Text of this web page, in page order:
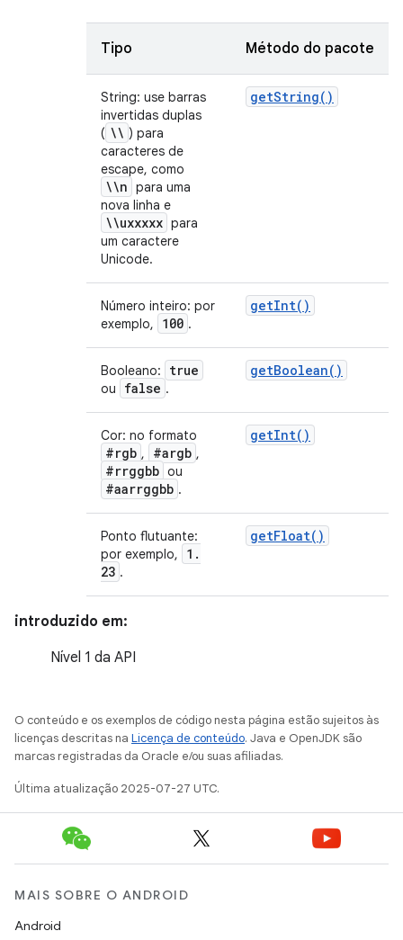
Tipo Método do pacote
String: use barras
invertidas duplas
( \\ ) para
caracteres de
escape, como
\\n para uma
nova linha e
\\uxxxxx para
um caractere
Unicode.
getString( )
Número inteiro: por
exemplo,
100 .
getInt( )
Booleano: true
ou false .
getBoolean( )
Cor: no formato
#rgb , #argb ,
#rrggbb ou
#aarrggbb .
getInt( )
Ponto flutuante:
por exemplo,
1 .
23 .
getFloat( )
introduzido em:
Nível 1 da API
O conteúdo e os exemplos de código nesta página estão sujeitos às
licenças descritas na Licença de conteúdo. Java e OpenJDK são
marcas registradas da Oracle e/ou suas afiliadas.
Última atualização 2025-07-27 UTC.
MAIS SOBRE O ANDROID
Android